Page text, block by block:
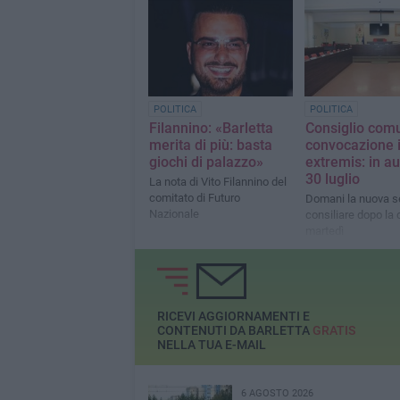
sindaco, dovrebbe
numeri, ma
divisioni. Intanto,
centrosinistra,
di coalizione e
sciogliere in vista
prossime elezioni
POLITICA
Filannino: «Barletta
merita di più: basta
giochi di palazzo»
La nota di Vito Filannino del
comitato di Futuro
Nazionale
POLITICA
Consiglio
convocazione
extremis: in
30 luglio
Domani la nuova
consiliare dopo la
RICEVI AGGIORNAMENTI E
CONTENUTI DA BARLETTA GRATIS
NELLA TUA E-MAIL
6 AGOSTO 2026